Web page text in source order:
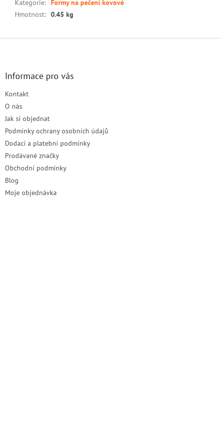
Kategorie:
Formy na pečení kovové
Hmotnost: 0.45 kg
Informace pro vás
Kontakt
O nás
Jak si objednat
Podmínky ochrany osobních údajů
Dodací a platební podmínky
Prodávané značky
Obchodní podmínky
Blog
Moje objednávka